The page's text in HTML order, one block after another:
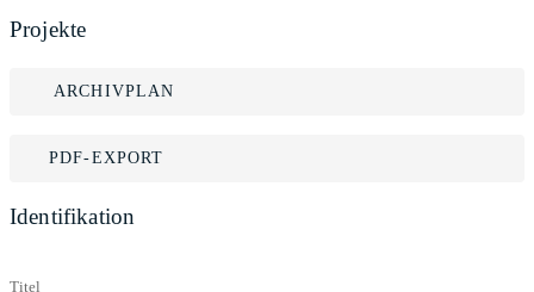
Projekte
ARCHIVPLAN
PDF-EXPORT
Identifikation
Titel